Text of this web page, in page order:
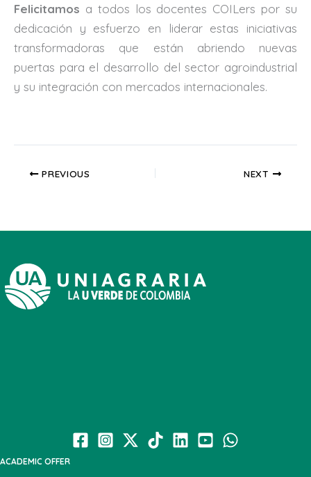
Felicitamos a todos los docentes COILers por su
dedicación y esfuerzo en liderar estas iniciativas
transformadoras que están abriendo nuevas
puertas para el desarrollo del sector agroindustrial
y su integración con mercados internacionales.
PREVIOUS NEXT
ACADEMIC OFFER